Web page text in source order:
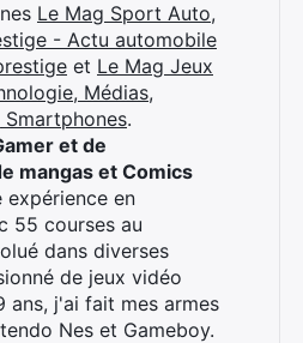
Le Mag Sport Auto,
- Actu automobile
et Le Mag Jeux
Médias,
Smartphones.
et de
mangas et Comics
expérience en
55 courses au
dans diverses
de jeux vidéo
ans, j'ai fait mes armes
Nes et Gameboy.